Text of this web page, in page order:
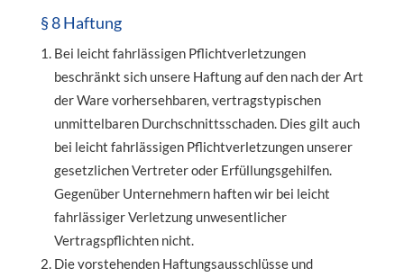
§ 8 Haftung
Bei leicht fahrlässigen Pflichtverletzungen
beschränkt sich unsere Haftung auf den nach der Art
der Ware vorhersehbaren, vertragstypischen
unmittelbaren Durchschnittsschaden. Dies gilt auch
bei leicht fahrlässigen Pflichtverletzungen unserer
gesetzlichen Vertreter oder Erfüllungsgehilfen.
Gegenüber Unternehmern haften wir bei leicht
fahrlässiger Verletzung unwesentlicher
Vertragspflichten nicht.
Die vorstehenden Haftungsausschlüsse und